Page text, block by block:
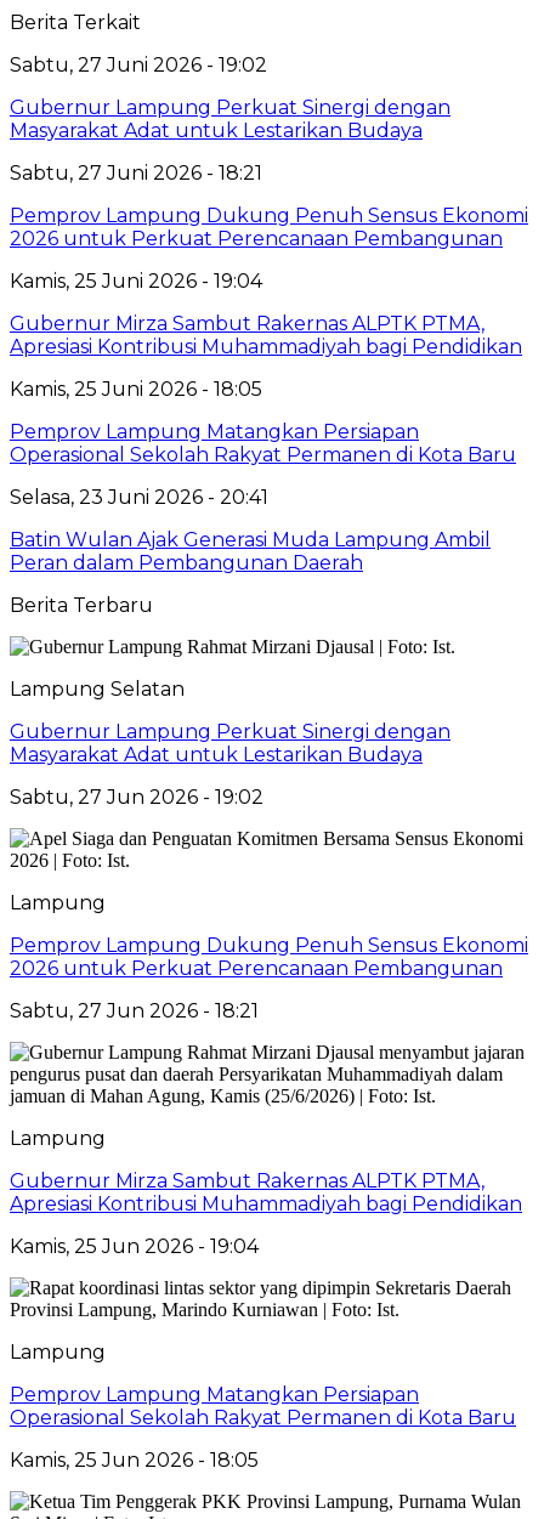
Berita Terkait
Sabtu, 27 Juni 2026 - 19:02
Gubernur Lampung Perkuat Sinergi dengan
Masyarakat Adat untuk Lestarikan Budaya
Sabtu, 27 Juni 2026 - 18:21
Pemprov Lampung Dukung Penuh Sensus Ekonomi
2026 untuk Perkuat Perencanaan Pembangunan
Kamis, 25 Juni 2026 - 19:04
Gubernur Mirza Sambut Rakernas ALPTK PTMA,
Apresiasi Kontribusi Muhammadiyah bagi Pendidikan
Kamis, 25 Juni 2026 - 18:05
Pemprov Lampung Matangkan Persiapan
Operasional Sekolah Rakyat Permanen di Kota Baru
Selasa, 23 Juni 2026 - 20:41
Batin Wulan Ajak Generasi Muda Lampung Ambil
Peran dalam Pembangunan Daerah
Berita Terbaru
Lampung Selatan
Gubernur Lampung Perkuat Sinergi dengan
Masyarakat Adat untuk Lestarikan Budaya
Sabtu, 27 Jun 2026 - 19:02
Lampung
Pemprov Lampung Dukung Penuh Sensus Ekonomi
2026 untuk Perkuat Perencanaan Pembangunan
Sabtu, 27 Jun 2026 - 18:21
Lampung
Gubernur Mirza Sambut Rakernas ALPTK PTMA,
Apresiasi Kontribusi Muhammadiyah bagi Pendidikan
Kamis, 25 Jun 2026 - 19:04
Lampung
Pemprov Lampung Matangkan Persiapan
Operasional Sekolah Rakyat Permanen di Kota Baru
Kamis, 25 Jun 2026 - 18:05